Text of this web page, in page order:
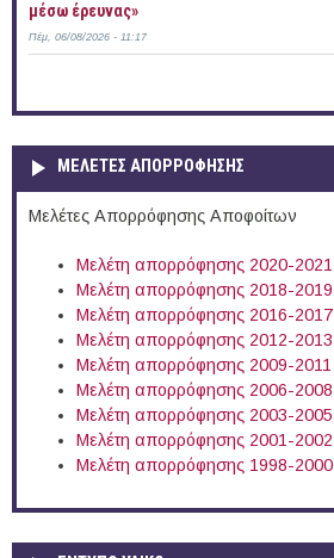
μέσω έρευνας»
Πέμ, 06/08/2026 - 11:17
ΜΕΛΕΤΕΣ ΑΠΟΡΡΟΦΗΣΗΣ
Μελέτες Απορρόφησης Αποφοίτων
Μελέτη απορρόφησης 2020-2021
Μελέτη απορρόφησης 2018-2019
Μελέτη απορρόφησης 2016-2017
Μελέτη απορρόφησης 2012-2013
Μελέτη απορρόφησης 2009-2011
Μελέτη απορρόφησης 2006-2008
Μελέτη απορρόφησης 2003-2005
Μελέτη απορρόφησης 2001-2002
Μελέτη απορρόφησης 1998-2000